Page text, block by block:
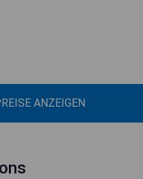
ANZEIGEN